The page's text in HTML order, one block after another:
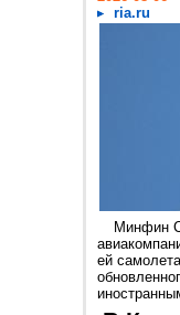
ria.ru
Минфин
ей